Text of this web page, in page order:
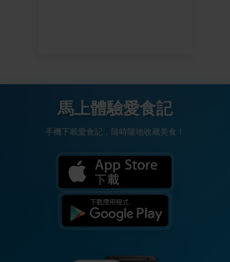
馬上體驗愛食記
手機下載愛食記，隨時隨地收藏美食！